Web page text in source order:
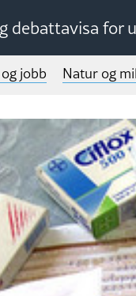
debattavisa for
jobb Natur og